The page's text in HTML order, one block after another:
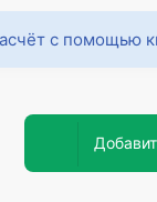
с помощью